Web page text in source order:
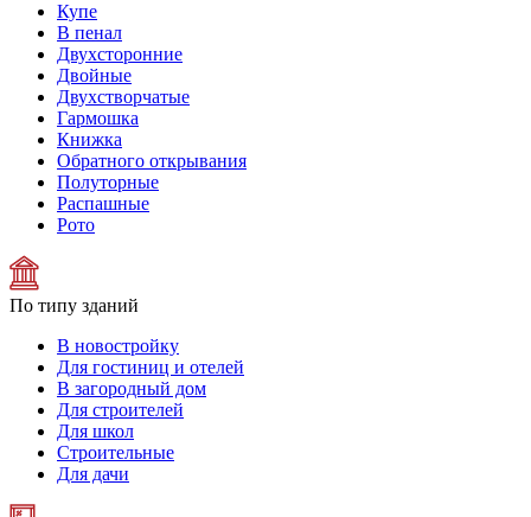
Купе
В пенал
Двухсторонние
Двойные
Двухстворчатые
Гармошка
Книжка
Обратного открывания
Полуторные
Распашные
Рото
По типу зданий
В новостройку
Для гостиниц и отелей
В загородный дом
Для строителей
Для школ
Строительные
Для дачи